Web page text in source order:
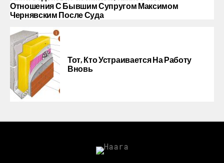
Отношения С Бывшим Супругом Максимом
Чернявским После Суда
Тот, Кто Устраивается На Работу
Вновь